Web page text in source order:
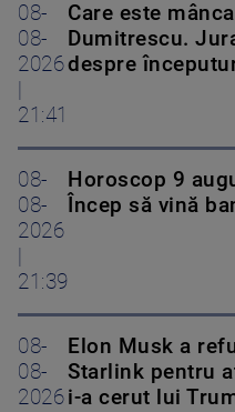
08-
08-
2026
21:41
Care este
Dumitrescu.
despre
08-
08-
2026
21:39
Horoscop 9
Încep să vină
08-
08-
2026
Elon Musk a
Starlink pentru
i-a cerut lui